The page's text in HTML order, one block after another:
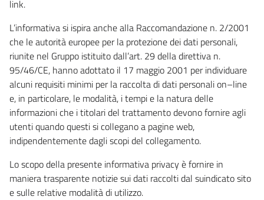
link.
L’informativa si ispira anche alla Raccomandazione n. 2/2001
che le autorità europee per la protezione dei dati personali,
riunite nel Gruppo istituito dall’art. 29 della direttiva n.
95/46/CE, hanno adottato il 17 maggio 2001 per individuare
alcuni requisiti minimi per la raccolta di dati personali on–line
e, in particolare, le modalità, i tempi e la natura delle
informazioni che i titolari del trattamento devono fornire agli
utenti quando questi si collegano a pagine web,
indipendentemente dagli scopi del collegamento.
Lo scopo della presente informativa privacy è fornire in
maniera trasparente notizie sui dati raccolti dal suindicato sito
e sulle relative modalità di utilizzo.